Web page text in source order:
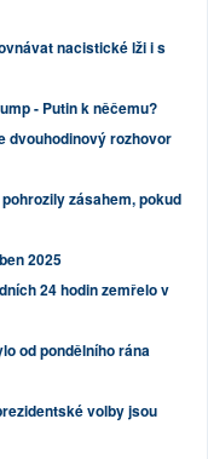
nacistické lži i s
- Putin k něčemu?
dvouhodinový rozhovor
zásahem, pokud
2025
24 hodin zemřelo v
od pondělního rána
volby jsou